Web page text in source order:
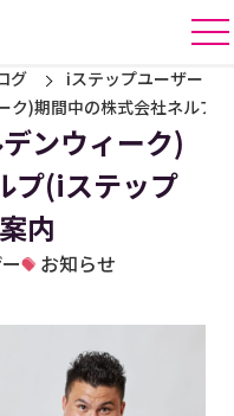
グ
iステップユーザー
ク)期間中の株式会社ネルプ
ンウィーク)
プ(iステップ
内
お知らせ